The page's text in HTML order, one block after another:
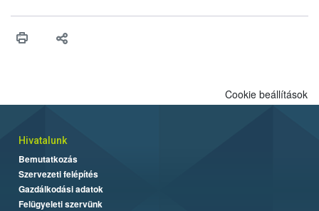
vonni az ebek viselkedésének megítélésében jártas szakértőt.
Cookie beállítások
Hivatalunk
Bemutatkozás
Szervezeti felépítés
Gazdálkodási adatok
Felügyeleti szervünk